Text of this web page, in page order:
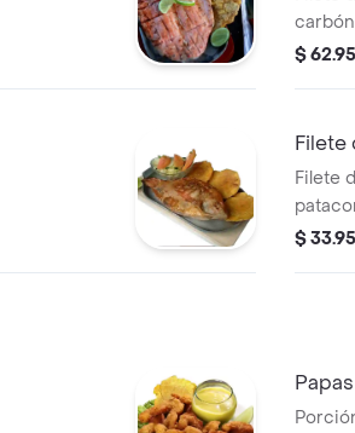
$
Filete
Filete
$